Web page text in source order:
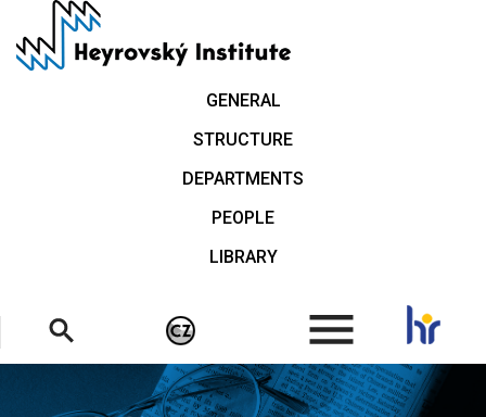
main
GENERAL
STRUCTURE
DEPARTMENTS
PEOPLE
LIBRARY
.